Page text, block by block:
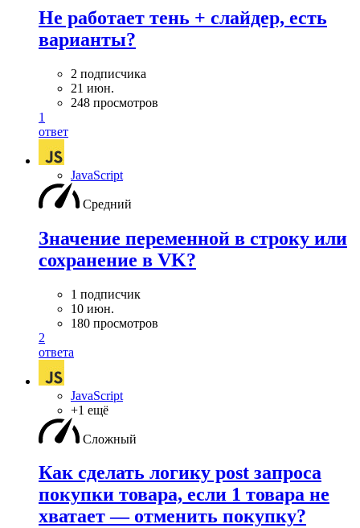
Не работает тень + слайдер, есть
варианты?
2 подписчика
21 июн.
248 просмотров
1
ответ
JavaScript
Средний
Значение переменной в строку или
сохранение в VK?
1 подписчик
10 июн.
180 просмотров
2
ответа
JavaScript
+1 ещё
Сложный
Как сделать логику post запроса
покупки товара, если 1 товара не
хватает — отменить покупку?